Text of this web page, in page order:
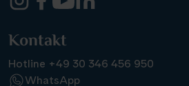
Kontakt
Hotline +49 30 346 456 950
WhatsApp